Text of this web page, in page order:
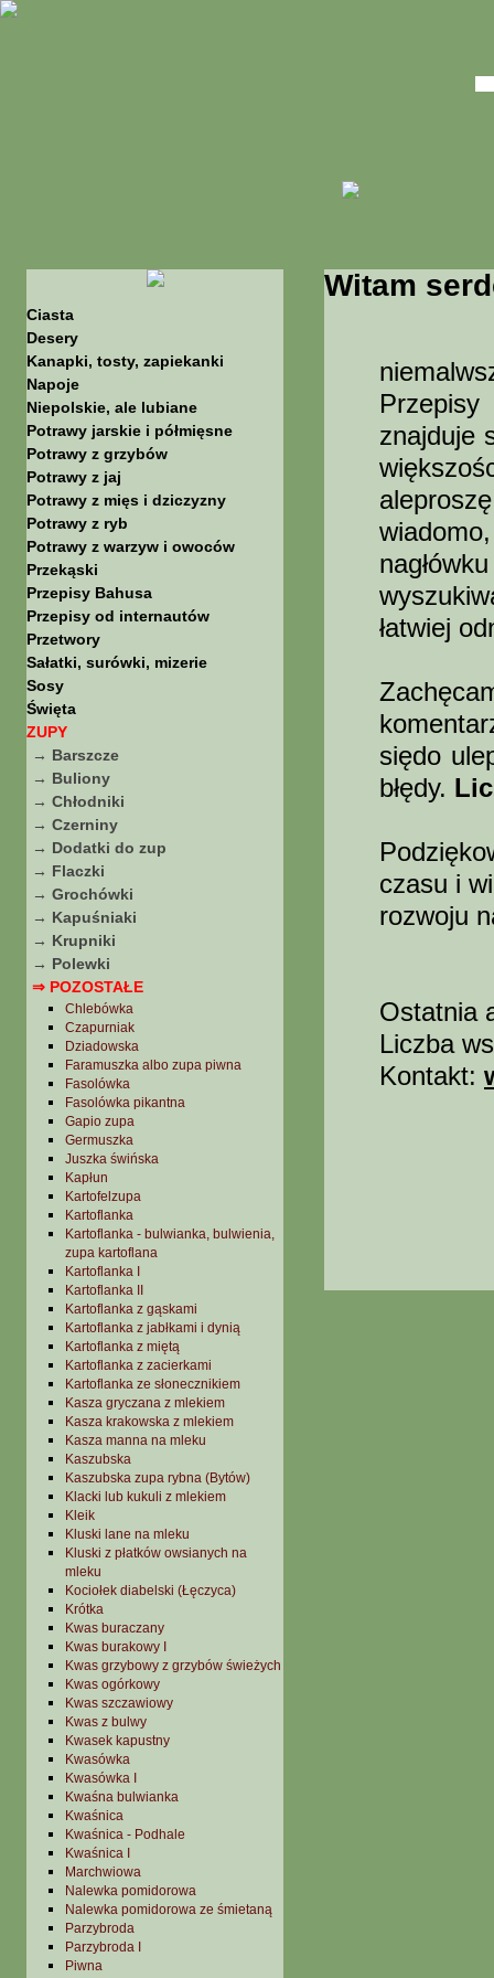
Ciasta
Desery
Kanapki, tosty, zapiekanki
Napoje
Niepolskie, ale lubiane
Potrawy jarskie i półmięsne
Potrawy z grzybów
Potrawy z jaj
Potrawy z mięs i dziczyzny
Potrawy z ryb
Potrawy z warzyw i owoców
Przekąski
Przepisy Bahusa
Przepisy od internautów
Przetwory
Sałatki, surówki, mizerie
Sosy
Święta
ZUPY
→ Barszcze
→ Buliony
→ Chłodniki
→ Czerniny
→ Dodatki do zup
→ Flaczki
→ Grochówki
→ Kapuśniaki
→ Krupniki
→ Polewki
⇒ POZOSTAŁE
Chlebówka
Czapurniak
Dziadowska
Faramuszka albo zupa piwna
Fasolówka
Fasolówka pikantna
Gapio zupa
Germuszka
Juszka świńska
Kapłun
Kartofelzupa
Kartoflanka
Kartoflanka - bulwianka, bulwienia,
zupa kartoflana
Kartoflanka I
Kartoflanka II
Kartoflanka z gąskami
Kartoflanka z jabłkami i dynią
Kartoflanka z miętą
Kartoflanka z zacierkami
Kartoflanka ze słonecznikiem
Kasza gryczana z mlekiem
Kasza krakowska z mlekiem
Kasza manna na mleku
Kaszubska
Kaszubska zupa rybna (Bytów)
Klacki lub kukuli z mlekiem
Kleik
Kluski lane na mleku
Kluski z płatków owsianych na
mleku
Kociołek diabelski (Łęczyca)
Krótka
Kwas buraczany
Kwas burakowy I
Kwas grzybowy z grzybów świeżych
Kwas ogórkowy
Kwas szczawiowy
Kwas z bulwy
Kwasek kapustny
Kwasówka
Kwasówka I
Kwaśna bulwianka
Kwaśnica
Kwaśnica - Podhale
Kwaśnica I
Marchwiowa
Nalewka pomidorowa
Nalewka pomidorowa ze śmietaną
Parzybroda
Parzybroda I
Piwna
Witam
znajduje
łatwiej
siędo
błędy.
czasu i
rozwoju
Ostatnia
Liczba
Kontakt: